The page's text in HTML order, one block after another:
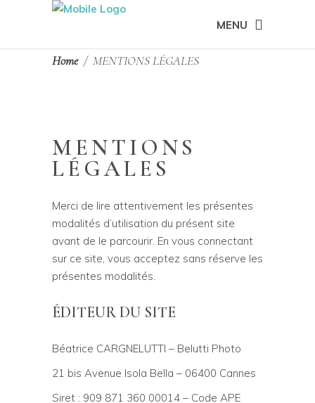
MENU
Home/ MENTIONS LÉGALES
MENTIONS
LÉGALES
Merci de lire attentivement les présentes
modalités d’utilisation du présent site
avant de le parcourir. En vous connectant
sur ce site, vous acceptez sans réserve les
présentes modalités.
ÉDITEUR DU SITE
Béatrice CARGNELUTTI – Belutti Photo
21 bis Avenue Isola Bella – 06400 Cannes
Siret : 909 871 360 00014 – Code APE